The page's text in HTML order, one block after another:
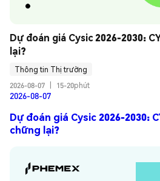
Dự đoán giá Cysic 2026-2030:
lại?
Thông tin Thị trường
2026-08-07
15-20phút
2026-08-07
Dự đoán giá Cysic 2026-2030:
chững lại?